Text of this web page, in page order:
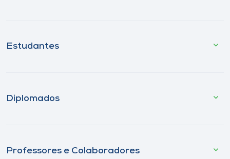
Estudantes
Diplomados
Professores e Colaboradores